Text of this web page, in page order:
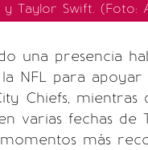
y Taylor Swift. (Foto:
una presencia
NFL para
Chiefs, mientras
varias fechas de
más